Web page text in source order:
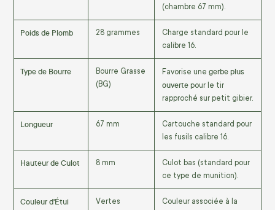
(chambre 67 mm).
Poids de Plomb 28 grammes
Charge standard pour le
calibre 16.
Type de Bourre
Bourre Grasse
(BG)
Favorise une gerbe plus
ouverte pour le tir
rapproché sur petit gibier.
Longueur 67 mm
Cartouche standard pour
les fusils calibre 16.
Hauteur de Culot 8 mm
Culot bas (standard pour
ce type de munition).
Couleur d'Étui Vertes
Couleur associée à la